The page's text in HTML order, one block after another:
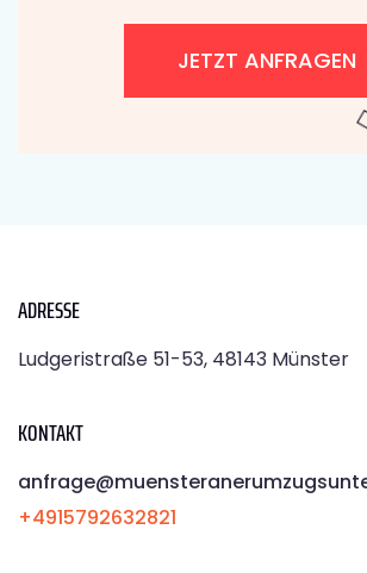
JETZT ANFRAGEN
ADRESSE
Ludgeristraße 51-53, 48143 Münster
KONTAKT
+4915792632821